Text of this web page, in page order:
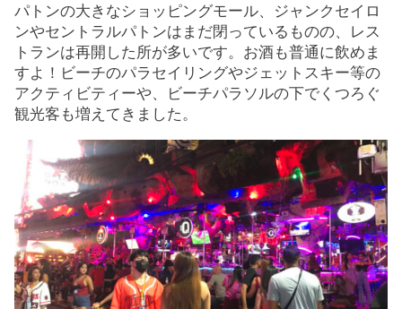
パトンの大きなショッピングモール、ジャンクセイロ
ンやセントラルパトンはまだ閉っているものの、レス
トランは再開した所が多いです。お酒も普通に飲めま
すよ！ビーチのパラセイリングやジェットスキー等の
アクティビティーや、ビーチパラソルの下でくつろぐ
観光客も増えてきました。